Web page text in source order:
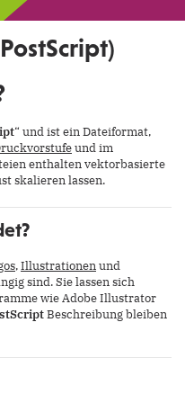
“ und ist ein Dateiformat,
und im
enthalten vektorbasierte
skalieren lassen.
,Illustrationenund
sind. Sie lassen sich
wie Adobe Illustrator
Beschreibung bleiben